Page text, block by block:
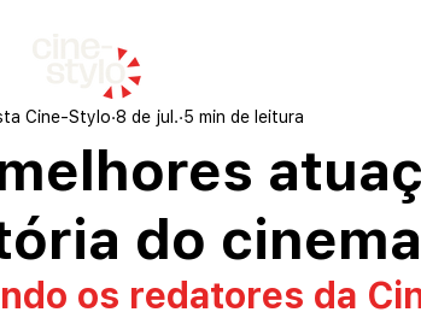
do cinema
Cine-Stylo 8 de jul. 5 min de leitura
os redatores da